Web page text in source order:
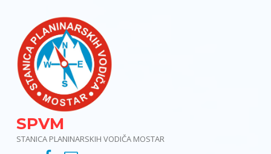
SPVM
STANICA PLANINARSKIH VODIČA MOSTAR
SPVM – Facebook
SPVM – e-mail